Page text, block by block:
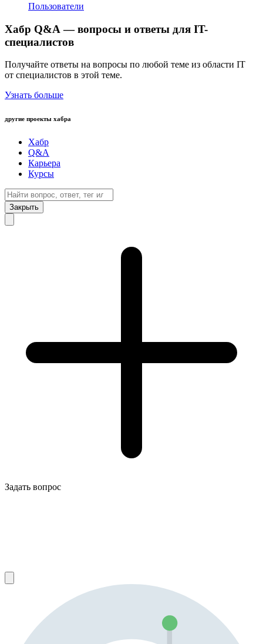
Пользователи
Хабр Q&A — вопросы и ответы для IT-
специалистов
Получайте ответы на вопросы по любой теме из области IT
от специалистов в этой теме.
Узнать больше
другие проекты хабра
Хабр
Q&A
Карьера
Курсы
Закрыть
Задать вопрос